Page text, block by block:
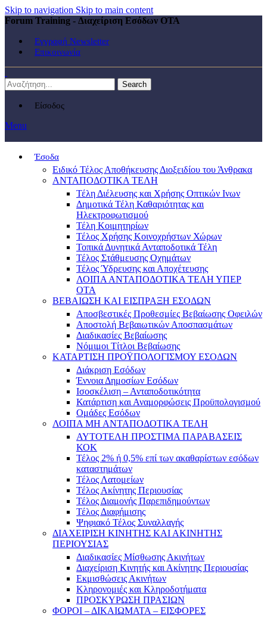
Skip to navigation Skip to main content
Forum Training - Διαχείριση Εσόδων ΟΤΑ
Εγγραφή Newsletter
Επικοινωνία
Search
Είσοδος
Menu
Έσοδα
Ειδικό Τέλος Αποθήκευσης Διοξειδίου του Άνθρακα
ΑΝΤΑΠΟΔΟΤΙΚΑ ΤΕΛΗ
Τέλη Διέλευσης και Χρήσης Οπτικών Ινων
Δημοτικά Τέλη Καθαριότητας και
Ηλεκτροφωτισμού
Τέλη Κοιμητηρίων
Τέλος Χρήσης Κοινοχρήστων Χώρων
Τοπικά Δυνητικά Ανταποδοτικά Τέλη
Τέλος Στάθμευσης Οχημάτων
Τέλος Ύδρευσης και Αποχέτευσης
ΛΟΙΠΑ ΑΝΤΑΠΟΔΟΤΙΚΑ ΤΕΛΗ ΥΠΕΡ
ΟΤΑ
ΒΕΒΑΙΩΣΗ ΚΑΙ ΕΙΣΠΡΑΞΗ ΕΣΟΔΩΝ
Αποσβεστικές Προθεσμίες Βεβαίωσης Οφειλών
Αποστολή Βεβαιωτικών Αποσπασμάτων
Διαδικασίες Βεβαίωσης
Νόμιμοι Τίτλοι Βεβαίωσης
ΚΑΤΑΡΤΙΣΗ ΠΡΟΫΠΟΛΟΓΙΣΜΟΥ ΕΣΟΔΩΝ
Διάκριση Εσόδων
Έννοια Δημοσίων Εσόδων
Ισοσκέλιση – Ανταποδοτικότητα
Κατάρτιση και Αναμορφώσεις Προϋπολογισμού
Ομάδες Εσόδων
ΛΟΙΠΑ ΜΗ ΑΝΤΑΠΟΔΟΤΙΚΑ ΤΕΛΗ
ΑΥΤΟΤΕΛΗ ΠΡΟΣΤΙΜΑ ΠΑΡΑΒΑΣΕΙΣ
ΚΟΚ
Τέλος 2% ή 0,5% επί των ακαθαρίστων εσόδων
καταστημάτων
Τέλος Λατομείων
Τέλος Ακίνητης Περιουσίας
Τέλος Διαμονής Παρεπιδημούντων
Τέλος Διαφήμισης
Ψηφιακό Τέλος Συναλλαγής
ΔΙΑΧΕΙΡΙΣΗ ΚΙΝΗΤΗΣ ΚΑΙ ΑΚΙΝΗΤΗΣ
ΠΕΡΙΟΥΣΙΑΣ
Διαδικασίες Μίσθωσης Ακινήτων
Διαχείριση Κινητής και Ακίνητης Περιουσίας
Εκμισθώσεις Ακινήτων
Κληρονομιές και Κληροδοτήματα
ΠΡΟΣΚΥΡΩΣΗ ΠΡΑΣΙΩΝ
ΦΟΡΟΙ – ΔΙΚΑΙΩΜΑΤΑ – ΕΙΣΦΟΡΕΣ